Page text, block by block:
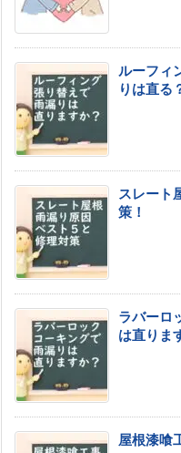
ルーフィ
りは直る
スレート
策！
ラバーロ
は直りま
屋根漆喰